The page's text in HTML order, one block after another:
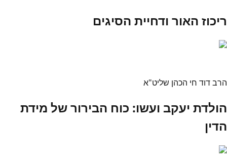
ריכוז האור ודחיית הסיגים
הרב דוד חי הכהן שליט"א
הולדת יעקב ועשו: כוח הבירור של מידת
הדין